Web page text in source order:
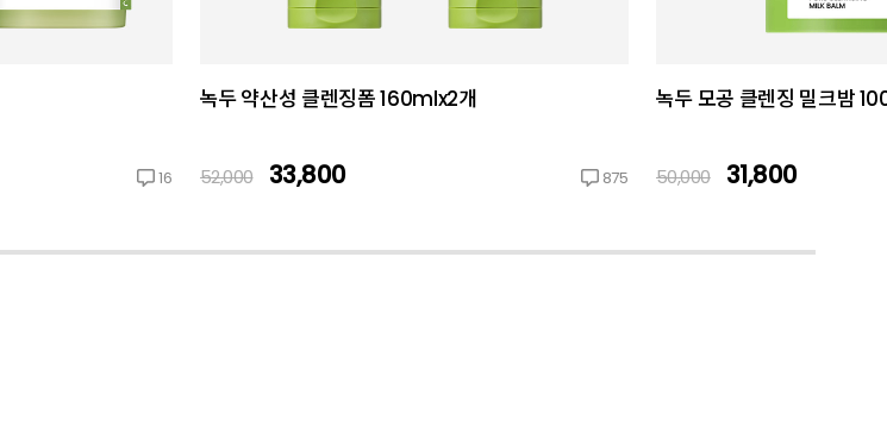
16
녹두 약산성 클렌징폼 160mlx2개
52,000 33,800 875
녹두 모공 클렌징 밀크밤
50,000 31,800